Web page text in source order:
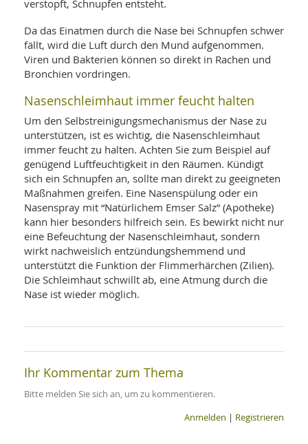
verstopft, Schnupfen entsteht.
Da das Einatmen durch die Nase bei Schnupfen schwer
fällt, wird die Luft durch den Mund aufgenommen.
Viren und Bakterien können so direkt in Rachen und
Bronchien vordringen.
Nasenschleimhaut immer feucht halten
Um den Selbstreinigungsmechanismus der Nase zu
unterstützen, ist es wichtig, die Nasenschleimhaut
immer feucht zu halten. Achten Sie zum Beispiel auf
genügend Luftfeuchtigkeit in den Räumen. Kündigt
sich ein Schnupfen an, sollte man direkt zu geeigneten
Maßnahmen greifen. Eine Nasenspülung oder ein
Nasenspray mit “Natürlichem Emser Salz” (Apotheke)
kann hier besonders hilfreich sein. Es bewirkt nicht nur
eine Befeuchtung der Nasenschleimhaut, sondern
wirkt nachweislich entzündungshemmend und
unterstützt die Funktion der Flimmerhärchen (Zilien).
Die Schleimhaut schwillt ab, eine Atmung durch die
Nase ist wieder möglich.
Ihr Kommentar zum Thema
Bitte melden Sie sich an, um zu kommentieren.
Anmelden | Registrieren